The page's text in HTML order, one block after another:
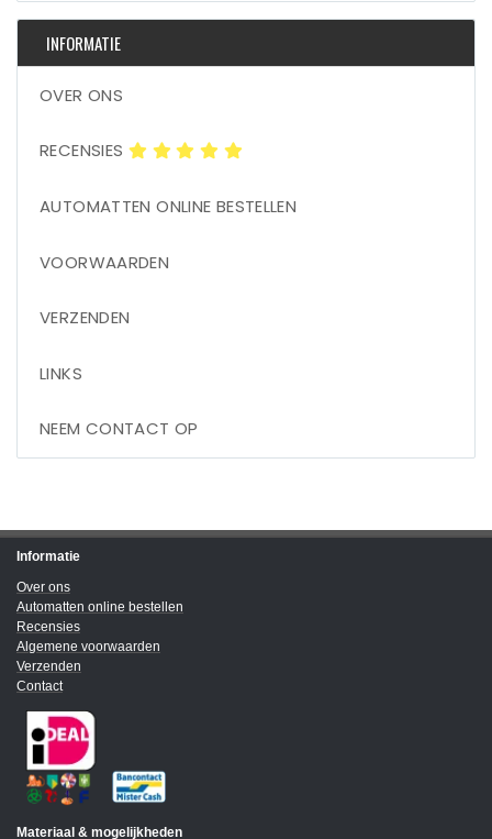
INFORMATIE
OVER ONS
RECENSIES
AUTOMATTEN ONLINE BESTELLEN
VOORWAARDEN
VERZENDEN
LINKS
NEEM CONTACT OP
Informatie
Over ons
Automatten online bestellen
Recensies
Algemene voorwaarden
Verzenden
Contact
Materiaal & mogelijkheden